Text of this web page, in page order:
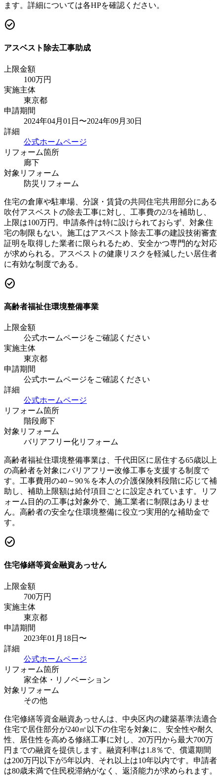
ます。詳細については各HPを確認ください。
check_circle
アスベスト除去工事助成
上限金額
100万円
実施主体
東京都
申請期間
2024年04月01日〜2024年09月30日
詳細
公式ホームページ
リフォーム箇所
廊下
対象リフォーム
防災リフォーム
住宅の倉庫や駐車場、分譲・賃貸の共同住宅共用部分にある
吹付アスベストの除去工事に対し、工事費の2/3を補助し、
上限は100万円。申請条件は特に設けられておらず、対象住
宅の制限もない。施工はアスベスト除去工事の建設技術審査
証明を取得した業者に限られるため、安全かつ専門的な対応
が求められる。アスベストの健康リスクを軽減したい居住者
に有効な制度である。
check_circle
高齢者福祉住環境整備事業
上限金額
公式ホームページをご確認ください
実施主体
東京都
申請期間
公式ホームページをご確認ください
詳細
公式ホームページ
リフォーム箇所
階段廊下
対象リフォーム
バリアフリー化リフォーム
高齢者福祉住環境整備事業は、千代田区に居住する65歳以上
の高齢者を対象にバリアフリー改修工事を支援する制度で
す。工事費用の40～90％を本人の介護保険料段階に応じて補
助し、補助上限額は給付項目ごとに設定されています。リフ
ォーム目的の工事は対象外で、施工業者に制限はありませ
ん。高齢者の安全な住環境整備に役立つ実用的な補助金で
す。
check_circle
住宅修繕等資金融資あっせん
上限金額
700万円
実施主体
東京都
申請期間
2023年01月18日〜
詳細
公式ホームページ
リフォーム箇所
家全体・リノベーション
対象リフォーム
その他
住宅修繕等資金融資あっせんは、中央区内の建築基準法適合
住宅で居住部分が240㎡以下の住宅を対象に、安全性や耐久
性、居住性を高める修繕工事に対し、20万円から最大700万
円までの融資を提供します。融資利率は1.8％で、償還期間
は200万円以下が5年以内、それ以上は10年以内です。申請者
は80歳未満で住民税滞納がなく、返済能力が求められます。